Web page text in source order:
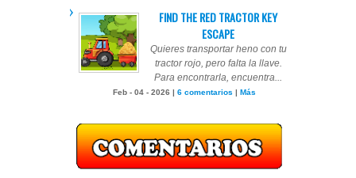
FIND THE RED TRACTOR KEY
ESCAPE
Quieres transportar heno con tu
tractor rojo, pero falta la llave.
Para encontrarla, encuentra...
Feb - 04 - 2026 | 6 comentarios | Más